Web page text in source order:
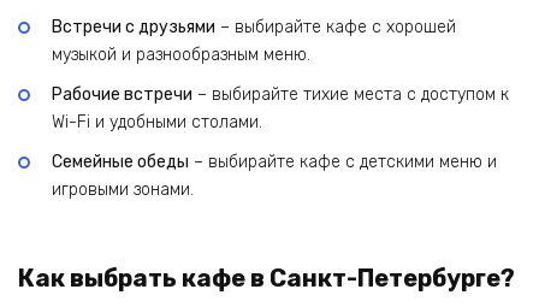
Встречи с друзьями – выбирайте кафе с хорошей
музыкой и разнообразным меню.
Рабочие встречи – выбирайте тихие места с доступом к
Wi-Fi и удобными столами.
Семейные обеды – выбирайте кафе с детскими меню и
игровыми зонами.
Как выбрать кафе в Санкт-Петербурге?